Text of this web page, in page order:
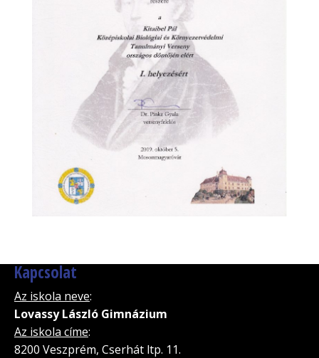
Kapcsolat
Az iskola neve:
Lovassy László Gimnázium
Az iskola címe:
8200 Veszprém, Cserhát ltp. 11.